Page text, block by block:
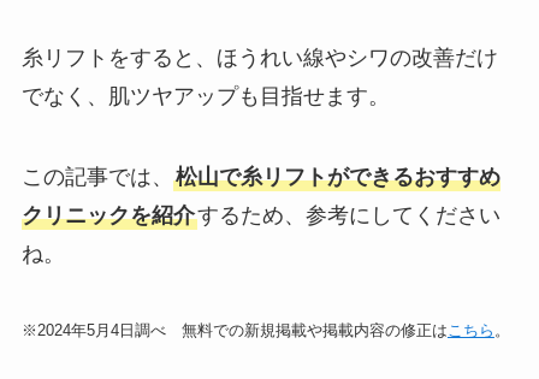
糸リフトをすると、ほうれい線やシワの改善だけ
でなく、肌ツヤアップも目指せます。
この記事では、 松山で糸リフトができるおすすめ
クリニックを紹介するため、参考にしてください
ね。
※2024年5月4日調べ 無料での新規掲載や掲載内容の修正はこちら 。